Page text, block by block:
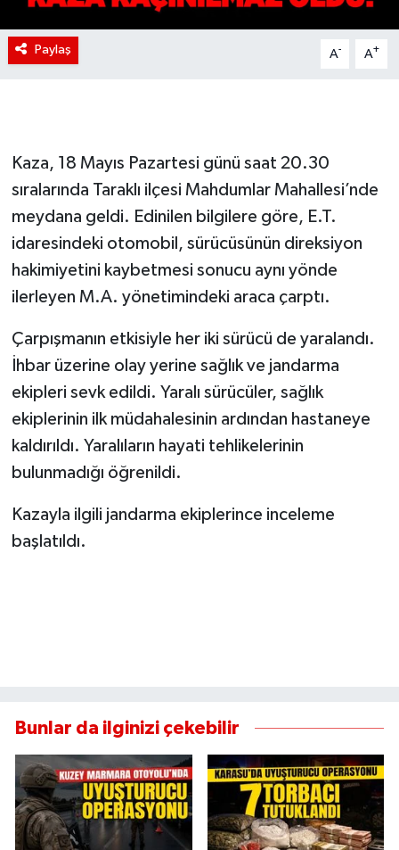
Paylaş A- A+
Kaza, 18 Mayıs Pazartesi günü saat 20.30
sıralarında Taraklı ilçesi Mahdumlar Mahallesi’nde
meydana geldi. Edinilen bilgilere göre, E.T.
idaresindeki otomobil, sürücüsünün direksiyon
hakimiyetini kaybetmesi sonucu aynı yönde
ilerleyen M.A. yönetimindeki araca çarptı.
Çarpışmanın etkisiyle her iki sürücü de yaralandı.
İhbar üzerine olay yerine sağlık ve jandarma
ekipleri sevk edildi. Yaralı sürücüler, sağlık
ekiplerinin ilk müdahalesinin ardından hastaneye
kaldırıldı. Yaralıların hayati tehlikelerinin
bulunmadığı öğrenildi.
Kazayla ilgili jandarma ekiplerince inceleme
başlatıldı.
Bunlar da ilginizi çekebilir